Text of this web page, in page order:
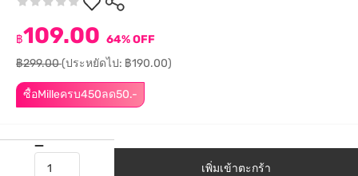
ซื้อMilleครบ450ลด50.-
฿109.00 64% OFF
฿299.00(ประหยัดไป: ฿190.00)
เพิ่มเข้าตะกร้า